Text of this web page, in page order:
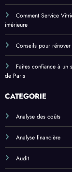
Comment Service
intérieure
Conseils pour
Faites confiance à un
de Paris
CATEGORIE
Analyse des coûts
Analyse financière
Audit